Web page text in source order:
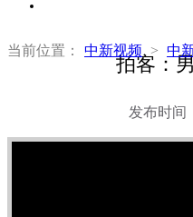
当前位置： 中新视频 > 中
拍客：
发布时间